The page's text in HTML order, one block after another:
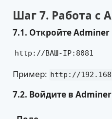
Шаг 7. Работа с
7.1. Откройте Adminer
http://ВАШ-IP:8081
Пример: http://
7.2. Войдите в